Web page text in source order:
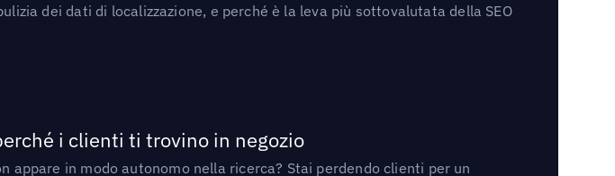
dei dati di localizzazione, e perché è la leva più sottovalutata della SEO
i clienti ti trovino in negozio
appare in modo autonomo nella ricerca? Stai perdendo clienti per un